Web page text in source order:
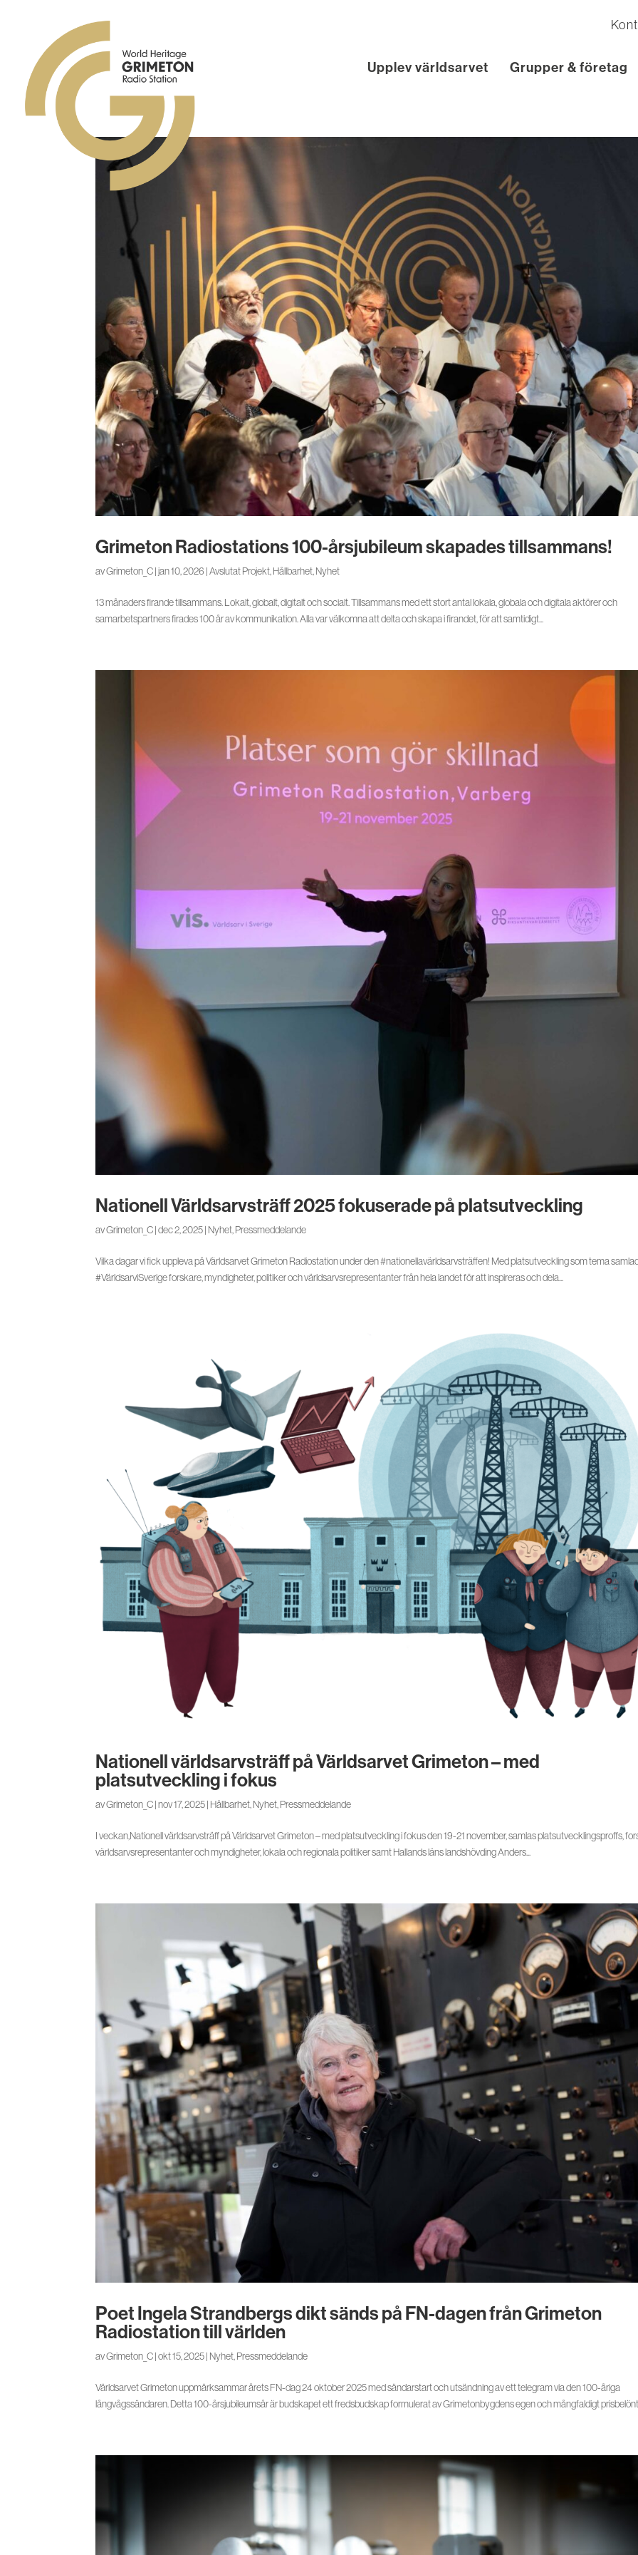
Upplev världsarvet Grupper & företag
Grimeton Radiostations 100-årsjubileum skapades tillsammans!
avGrimeton_C|jan 10, 2026 |Avslutat Projekt,Hållbarhet,Nyhet
13 månaders firande tillsammans. Lokalt, globalt, digitalt och socialt. Tillsammans med ett stort antal lokala, globala och digitala aktörer och
samarbetspartners firades 100 år av kommunikation. Alla var välkomna att delta och skapa i firandet, för att samtidigt...
Nationell Världsarvsträff 2025 fokuserade på platsutveckling
avGrimeton_C|dec 2, 2025| Nyhet,Pressmeddelande
Vilka dagar vi fick uppleva på Världsarvet Grimeton Radiostation under den #nationellavärldsarvsträffen! Med platsutveckling som tema
#VärldsarviSverige forskare, myndigheter, politiker och världsarvsrepresentanter från hela landet för att inspireras och dela...
Nationell världsarvsträff på Världsarvet Grimeton – med
platsutveckling i fokus
avGrimeton_C|nov 17, 2025| Hållbarhet,Nyhet,Pressmeddelande
I veckan,Nationell världsarvsträff på Världsarvet Grimeton – med platsutveckling i fokus den 19-21 november, samlas platsutvecklingsproffs,
världsarvsrepresentanter och myndigheter, lokala och regionala politiker samt Hallands läns landshövding Anders...
Poet Ingela Strandbergs dikt sänds på FN-dagen från Grimeton
Radiostation till världen
avGrimeton_C|okt 15, 2025| Nyhet,Pressmeddelande
Världsarvet Grimeton uppmärksammar årets FN-dag 24 oktober 2025 med sändarstart och utsändning av ett telegram via den 100-åriga
långvågssändaren. Detta 100-årsjubileumsår är budskapet ett fredsbudskap formulerat av Grimetonbygdens egen och mångfaldigt